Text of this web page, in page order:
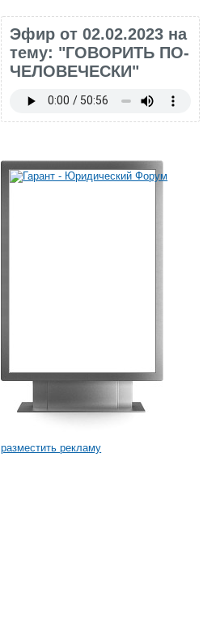
Эфир от 02.02.2023 на
тему: "ГОВОРИТЬ ПО-
ЧЕЛОВЕЧЕСКИ"
разместить рекламу